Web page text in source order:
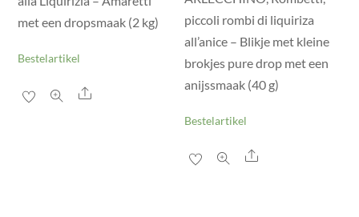
met een dropsmaak (2 kg)
Bestelartikel
Share
piccoli rombi di liquiriza
all’anice – Blikje met kleine
brokjes pure drop met een
anijssmaak (40 g)
Bestelartikel
Share